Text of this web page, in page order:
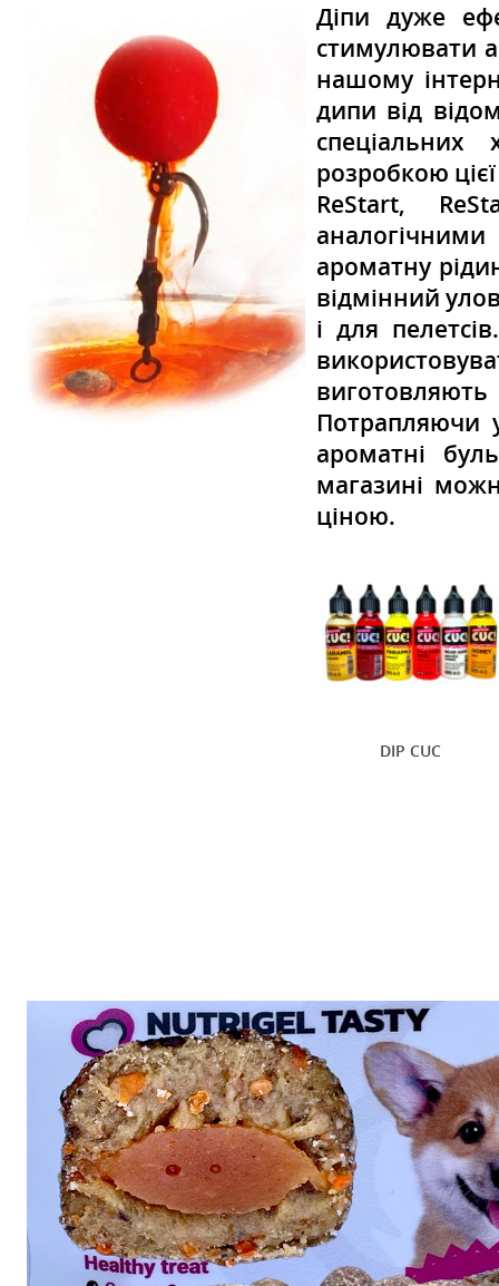
Діпи дуже
стимулювати
нашому
дипи від
розробкою
ReStart,
ароматну
відмінний
і для
Потрапляючи
ароматні
магазині
ціною.
DIP CUC